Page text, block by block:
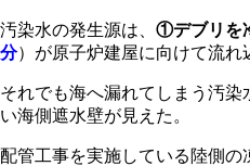
汚染水の発生源は、 ①デブリを
分）が原子炉建屋に向けて流れ
それでも海へ漏れてしまう汚
い海側遮水壁が見えた。
配管工事を実施している陸側